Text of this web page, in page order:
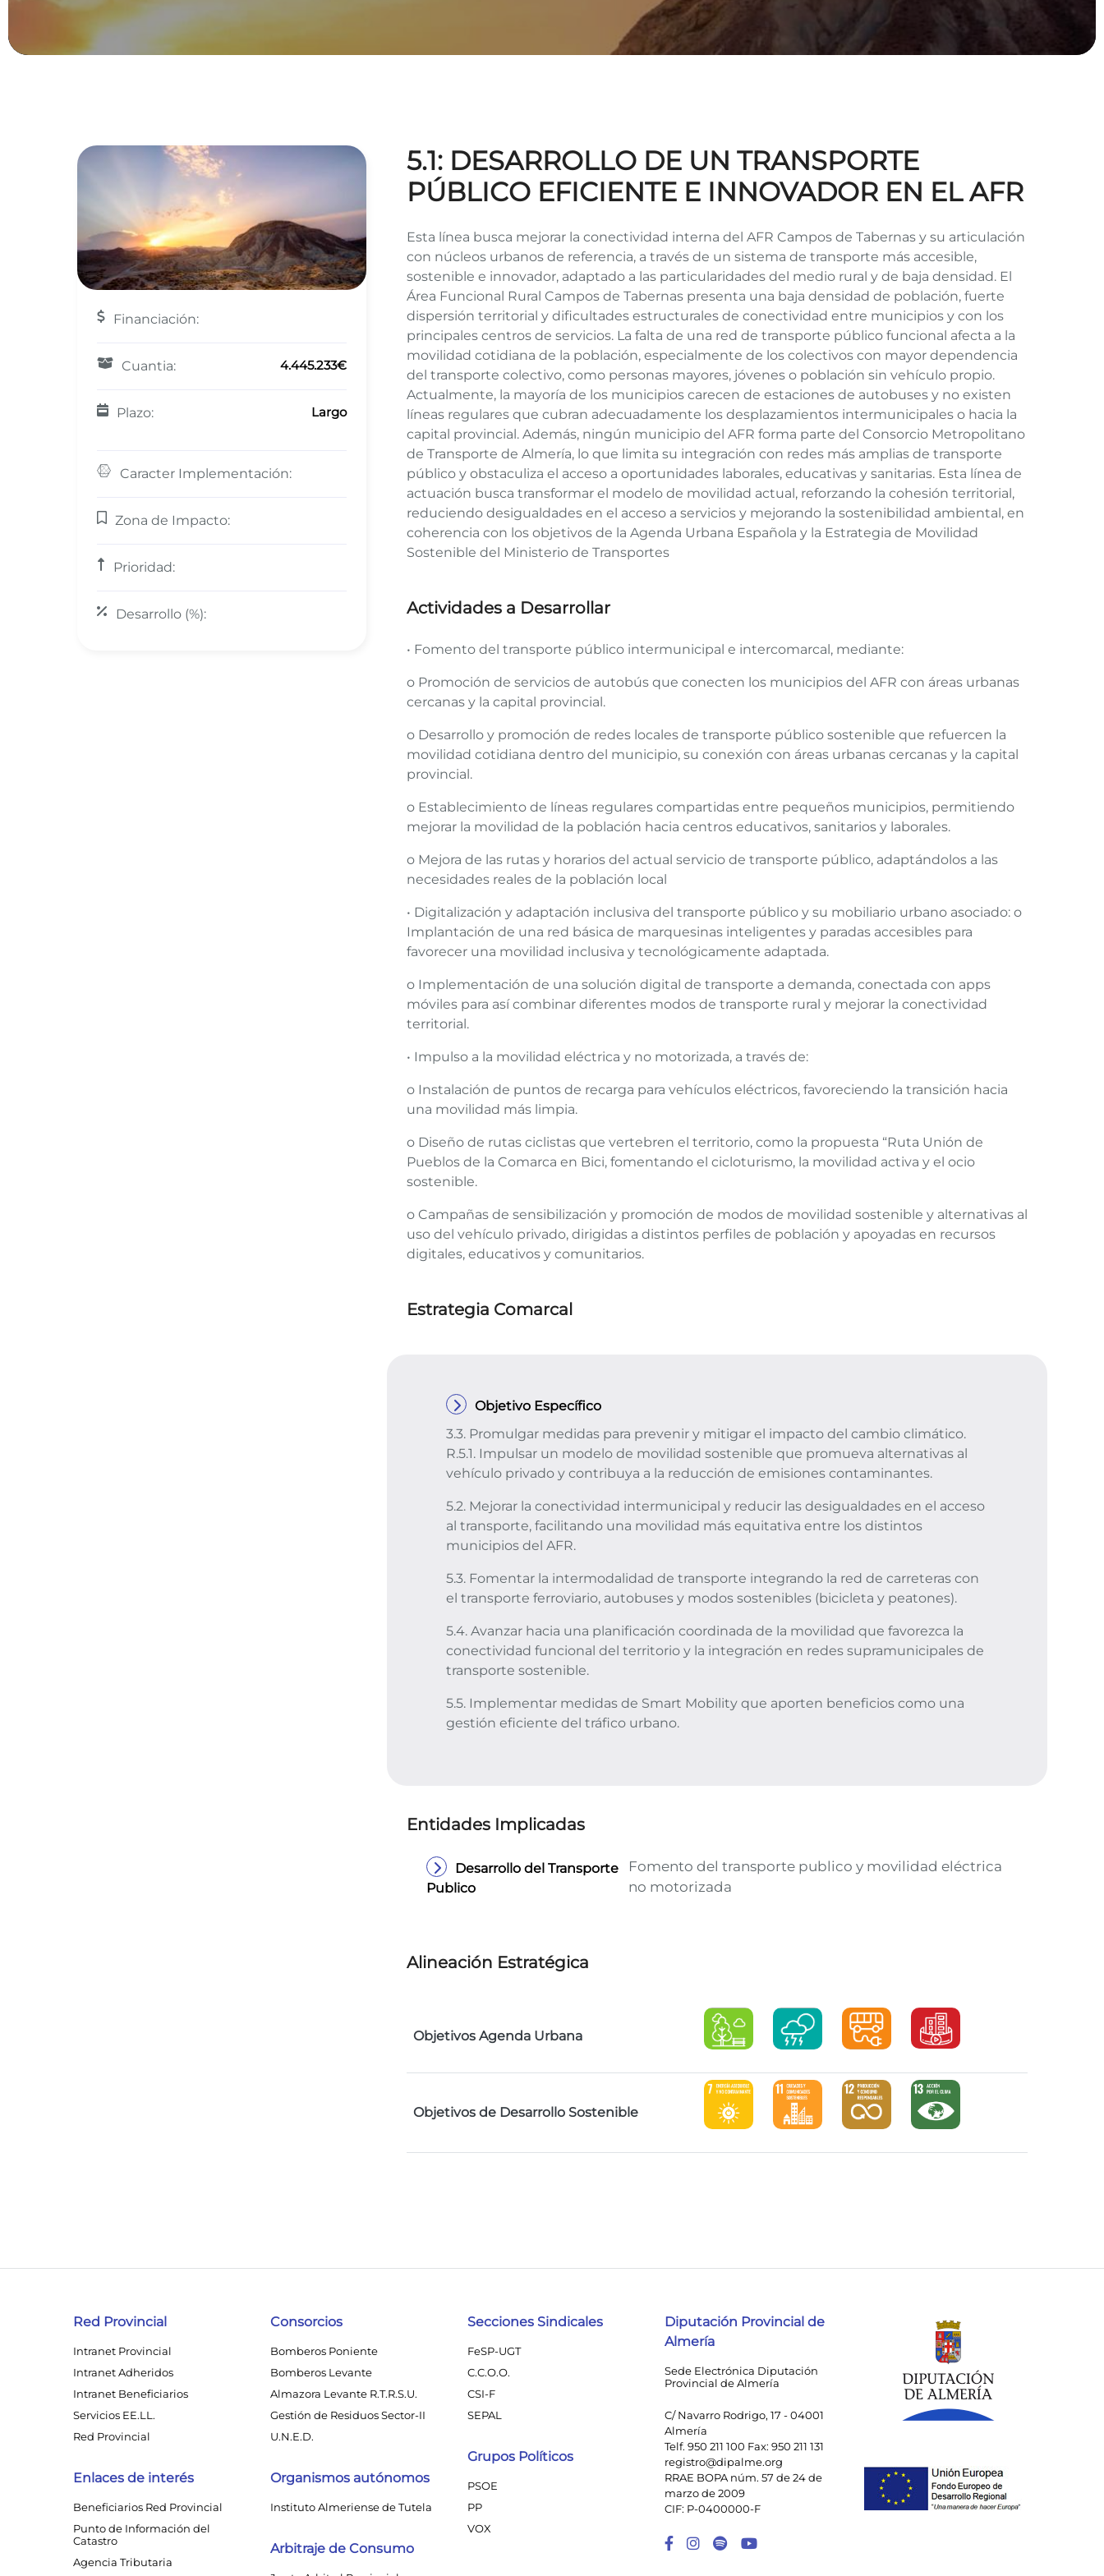
Financiación:
Cuantia: 4.445.233€
Plazo: Largo
Caracter Implementación:
Zona de Impacto:
Prioridad:
Desarrollo (%):
5.1: DESARROLLO DE UN TRANSPORTE
PÚBLICO EFICIENTE E INNOVADOR EN EL AFR
Esta línea busca mejorar la conectividad interna del AFR Campos de Tabernas y su articulación
con núcleos urbanos de referencia, a través de un sistema de transporte más accesible,
sostenible e innovador, adaptado a las particularidades del medio rural y de baja densidad. El
Área Funcional Rural Campos de Tabernas presenta una baja densidad de población, fuerte
dispersión territorial y dificultades estructurales de conectividad entre municipios y con los
principales centros de servicios. La falta de una red de transporte público funcional afecta a la
movilidad cotidiana de la población, especialmente de los colectivos con mayor dependencia
del transporte colectivo, como personas mayores, jóvenes o población sin vehículo propio.
Actualmente, la mayoría de los municipios carecen de estaciones de autobuses y no existen
líneas regulares que cubran adecuadamente los desplazamientos intermunicipales o hacia la
capital provincial. Además, ningún municipio del AFR forma parte del Consorcio Metropolitano
de Transporte de Almería, lo que limita su integración con redes más amplias de transporte
público y obstaculiza el acceso a oportunidades laborales, educativas y sanitarias. Esta línea de
actuación busca transformar el modelo de movilidad actual, reforzando la cohesión territorial,
reduciendo desigualdades en el acceso a servicios y mejorando la sostenibilidad ambiental, en
coherencia con los objetivos de la Agenda Urbana Española y la Estrategia de Movilidad
Sostenible del Ministerio de Transportes
Actividades a Desarrollar
• Fomento del transporte público intermunicipal e intercomarcal, mediante:
o Promoción de servicios de autobús que conecten los municipios del AFR con áreas urbanas
cercanas y la capital provincial.
o Desarrollo y promoción de redes locales de transporte público sostenible que refuercen la
movilidad cotidiana dentro del municipio, su conexión con áreas urbanas cercanas y la capital
provincial.
o Establecimiento de líneas regulares compartidas entre pequeños municipios, permitiendo
mejorar la movilidad de la población hacia centros educativos, sanitarios y laborales.
o Mejora de las rutas y horarios del actual servicio de transporte público, adaptándolos a las
necesidades reales de la población local
• Digitalización y adaptación inclusiva del transporte público y su mobiliario urbano asociado: o
Implantación de una red básica de marquesinas inteligentes y paradas accesibles para
favorecer una movilidad inclusiva y tecnológicamente adaptada.
o Implementación de una solución digital de transporte a demanda, conectada con apps
móviles para así combinar diferentes modos de transporte rural y mejorar la conectividad
territorial.
• Impulso a la movilidad eléctrica y no motorizada, a través de:
o Instalación de puntos de recarga para vehículos eléctricos, favoreciendo la transición hacia
una movilidad más limpia.
o Diseño de rutas ciclistas que vertebren el territorio, como la propuesta “Ruta Unión de
Pueblos de la Comarca en Bici, fomentando el cicloturismo, la movilidad activa y el ocio
sostenible.
o Campañas de sensibilización y promoción de modos de movilidad sostenible y alternativas al
uso del vehículo privado, dirigidas a distintos perfiles de población y apoyadas en recursos
digitales, educativos y comunitarios.
Estrategia Comarcal
Objetivo Específico
3.3. Promulgar medidas para prevenir y mitigar el impacto del cambio climático.
R.5.1. Impulsar un modelo de movilidad sostenible que promueva alternativas al
vehículo privado y contribuya a la reducción de emisiones contaminantes.
5.2. Mejorar la conectividad intermunicipal y reducir las desigualdades en el acceso
al transporte, facilitando una movilidad más equitativa entre los distintos
municipios del AFR.
5.3. Fomentar la intermodalidad de transporte integrando la red de carreteras con
el transporte ferroviario, autobuses y modos sostenibles (bicicleta y peatones).
5.4. Avanzar hacia una planificación coordinada de la movilidad que favorezca la
conectividad funcional del territorio y la integración en redes supramunicipales de
transporte sostenible.
5.5. Implementar medidas de Smart Mobility que aporten beneficios como una
gestión eficiente del tráfico urbano.
Entidades Implicadas
Desarrollo del Transporte
Publico
Fomento del transporte publico y movilidad eléctrica
no motorizada
Alineación Estratégica
Objetivos Agenda Urbana
Objetivos de Desarrollo Sostenible
Red Provincial
Intranet Provincial
Intranet Adheridos
Intranet Beneficiarios
Servicios EE.LL.
Red Provincial
Enlaces de interés
Beneficiarios Red Provincial
Punto de Información del
Catastro
Agencia Tributaria
Consorcios
Bomberos Poniente
Bomberos Levante
Almazora Levante R.T.R.S.U.
Gestión de Residuos Sector-II
U.N.E.D.
Organismos autónomos
Instituto Almeriense de Tutela
Arbitraje de Consumo
Secciones Sindicales
FeSP-UGT
C.C.O.O.
CSI-F
SEPAL
Grupos Políticos
PSOE
PP
VOX
Diputación Provincial de
Almería
Sede Electrónica Diputación
Provincial de Almería
C/ Navarro Rodrigo, 17 - 04001
Almería
Telf. 950 211 100 Fax: 950 211 131
registro@dipalme.org
RRAE BOPA núm. 57 de 24 de
marzo de 2009
CIF: P-0400000-F
Enlace a Facebook
Enlace a Instagram
Enlace a Spotify Playlist
Enlace a Youtube Channel